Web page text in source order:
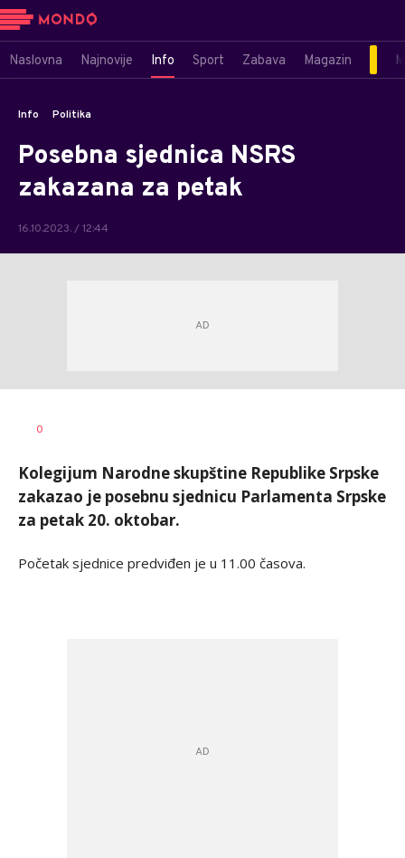
Naslovna Najnovije Info Sport Zabava Magazin
Info Politika
Posebna sjednica NSRS
zakazana za petak
16.10.2023. / 12:44
AUTOR
0
Kolegijum Narodne skupštine Republike Srpske
zakazao je posebnu sjednicu Parlamenta Srpske
za petak 20. oktobar.
Početak sjednice predviđen je u 11.00 časova.